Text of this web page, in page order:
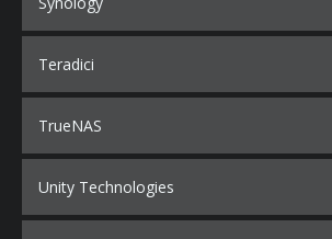
Teradici
TrueNAS
Unity Technologies